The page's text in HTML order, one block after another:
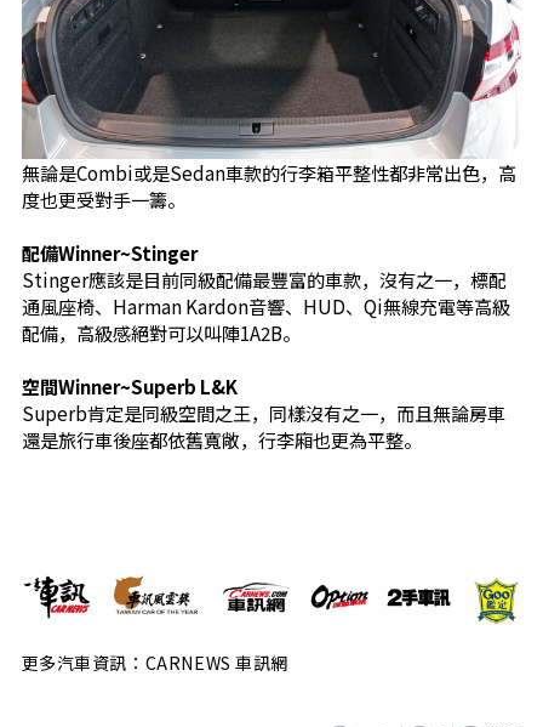
無論是Combi或是Sedan車款的行李箱平整性都非常出色，高
度也更受對手一籌。
配備Winner~Stinger
Stinger應該是目前同級配備最豐富的車款，沒有之一，標配
通風座椅、Harman Kardon音響、HUD、Qi無線充電等高級
配備，高級感絕對可以叫陣1A2B。
空間Winner~Superb L&K
Superb肯定是同級空間之王，同樣沒有之一，而且無論房車
還是旅行車後座都依舊寬敞，行李廂也更為平整。
更多汽車資訊：CARNEWS 車訊網